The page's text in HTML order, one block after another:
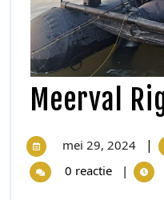
Meerval
mei 29, 2024 |
0 reactie |